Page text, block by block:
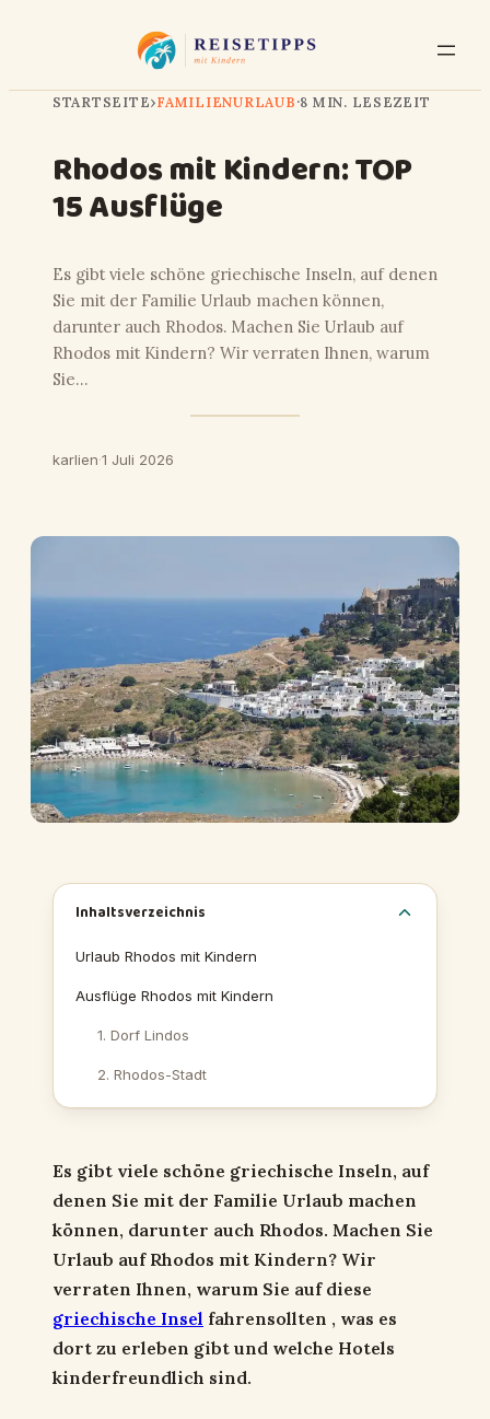
STARTSEITE›FAMILIENURLAUB·8 MIN. LESEZEIT
Rhodos mit Kindern: TOP
15 Ausflüge
Es gibt viele schöne griechische Inseln, auf denen
Sie mit der Familie Urlaub machen können,
darunter auch Rhodos. Machen Sie Urlaub auf
Rhodos mit Kindern? Wir verraten Ihnen, warum
Sie…
karlien·1 Juli 2026
Inhaltsverzeichnis
Urlaub Rhodos mit Kindern
Ausflüge Rhodos mit Kindern
1. Dorf Lindos
2. Rhodos-Stadt
Es gibt viele schöne griechische Inseln, auf
denen Sie mit der Familie Urlaub machen
können, darunter auch Rhodos. Machen Sie
Urlaub auf Rhodos mit Kindern? Wir
verraten Ihnen, warum Sie auf diese
griechische Insel fahrensollten , was es
dort zu erleben gibt und welche Hotels
kinderfreundlich sind.